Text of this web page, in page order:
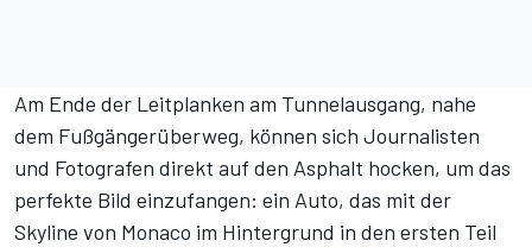
Am Ende der Leitplanken am Tunnelausgang, nahe
dem Fußgängerüberweg, können sich Journalisten
und Fotografen direkt auf den Asphalt hocken, um das
perfekte Bild einzufangen: ein Auto, das mit der
Skyline von Monaco im Hintergrund in den ersten Teil